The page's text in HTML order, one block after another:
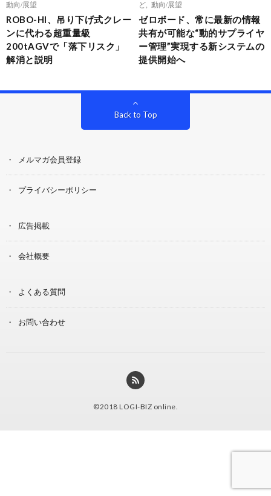
動向/展望
ROBO-HI、吊り下げ式クレー
ンに代わる超重量級
200tAGVで「落下リスク」
解消と説明
ど
動向/展望
ゼロボード、常に最新の情報
共有が可能な“動的サプライヤ
ー管理”実現する新システムの
提供開始へ
Back to Top
メルマガ会員登録
プライバシーポリシー
広告掲載
会社概要
よくある質問
お問い合わせ
©2018 LOGI-BIZ online.